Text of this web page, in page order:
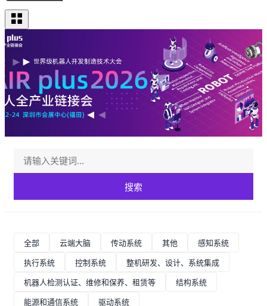
搜索
全部 云端大脑 传动系统 其他 感知系统
执行系统 控制系统 整机研发、设计、系统集成
机器人检测认证、维修和保养、租赁等 结构系统
能源和通信系统 驱动系统